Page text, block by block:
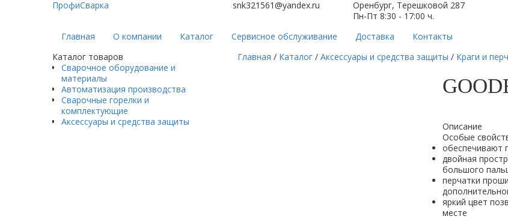
ПрофиСварка snk321561@yandex.ru
Оренбург, Терешковой 287
Пн-Пт 8:30 - 17:00 ч.
Главная
О компании Каталог Сервисное обслуживание Доставка
Контакты
Каталог товаров
Сварочное оборудование и
материалы
Автоматизация производства
Сварочные горелки и
комплектующие
Аксессуары и средства защиты
Главная / Каталог/ Аксессуары и средства защиты / Краги и
Описание
Особые
обеспечивают
двойная
большого
перчатки
яркий цвет
месте